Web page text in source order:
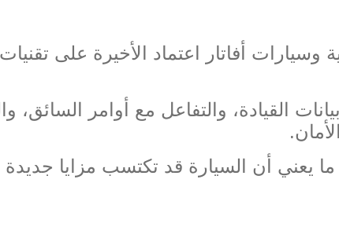
وسيارات أفاتار اعتماد الأخيرة على
القيادة، والتفاعل مع أوامر السائق،
.
يعني أن السيارة قد تكتسب مزايا